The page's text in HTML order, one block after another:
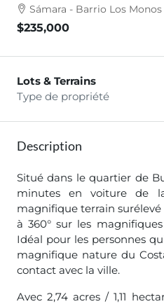
Sámara - Barrio Los Monos
$235,000
Lots & Terrains
Type de propriété
Description
Situé dans le quartier de
minutes en voiture de
magnifique terrain
à 360° sur les
Idéal pour les personnes
magnifique nature du
contact avec la ville.
Avec 2,74 acres / 1,11